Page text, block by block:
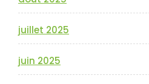
juillet 2025
juin 2025